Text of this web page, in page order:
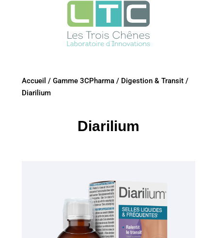
Accueil / Gamme 3CPharma/ Digestion & Transit/
Diarilium
Diarilium